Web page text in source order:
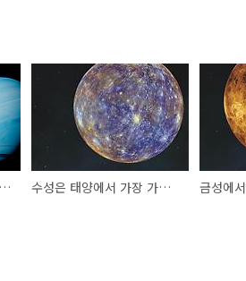
해왕성의 온도가 냉각되는 것에 대한 원인 수성은 태양에서 가장 가깝고 작은 행성이다